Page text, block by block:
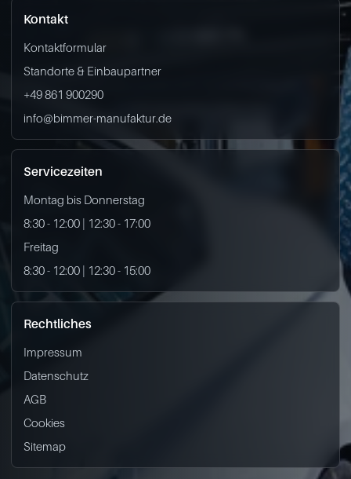
Kontakt
Kontaktformular
Standorte & Einbaupartner
+49 861 900290
info@bimmer-manufaktur.de
Servicezeiten
Montag bis Donnerstag
8:30 - 12:00 | 12:30 - 17:00
Freitag
8:30 - 12:00 | 12:30 - 15:00
Rechtliches
Impressum
Datenschutz
AGB
Cookies
Sitemap